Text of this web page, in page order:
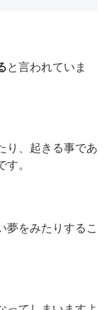
と言われていま
り、起きる事であ
。
夢をみたりするこ